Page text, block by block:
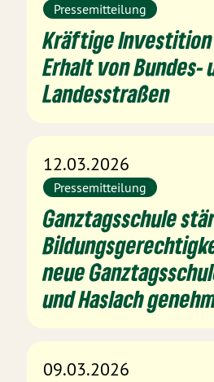
Pressemitteilung
Kräftige
Erhalt von Bundes-
Landesstraßen
12.03.2026
Pressemitteilung
Ganztagsschule
neue
und Haslach
09.03.2026